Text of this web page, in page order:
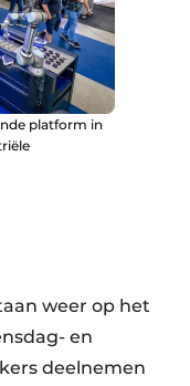
platform in
weer op het
en
deelnemen